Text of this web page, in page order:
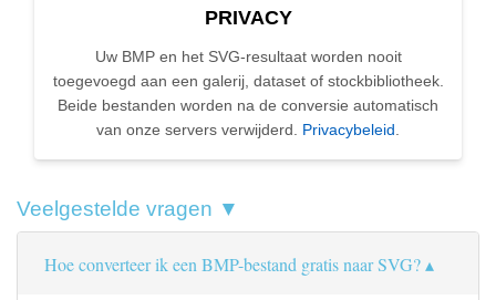
PRIVACY
Uw BMP en het SVG-resultaat worden nooit
toegevoegd aan een galerij, dataset of stockbibliotheek.
Beide bestanden worden na de conversie automatisch
van onze servers verwijderd. Privacybeleid.
Veelgestelde vragen ▼
Hoe converteer ik een BMP-bestand gratis naar SVG?